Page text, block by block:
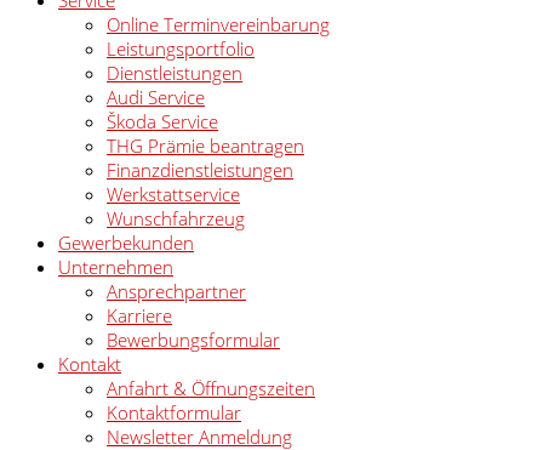
Online Terminvereinbarung
Leistungsportfolio
Dienstleistungen
Audi Service
Škoda Service
THG Prämie beantragen
Finanzdienstleistungen
Werkstattservice
Wunschfahrzeug
Gewerbekunden
Unternehmen
Ansprechpartner
Karriere
Bewerbungsformular
Kontakt
Anfahrt & Öffnungszeiten
Kontaktformular
Newsletter Anmeldung